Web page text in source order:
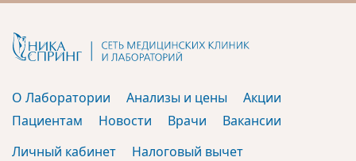
О Лаборатории Анализы и цены
Акции
Пациентам
Новости Врачи
Вакансии
Личный кабинет
Налоговый вычет